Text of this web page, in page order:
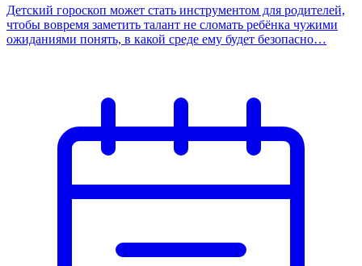
Детский гороскоп может стать инструментом для родителей,
чтобы вовремя заметить талант не сломать ребёнка чужими
ожиданиями понять, в какой среде ему будет безопасно…